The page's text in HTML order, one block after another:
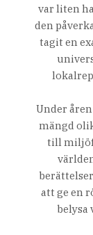
var liten
den
tagit en
Under
mängd
till
att ge en
belysa